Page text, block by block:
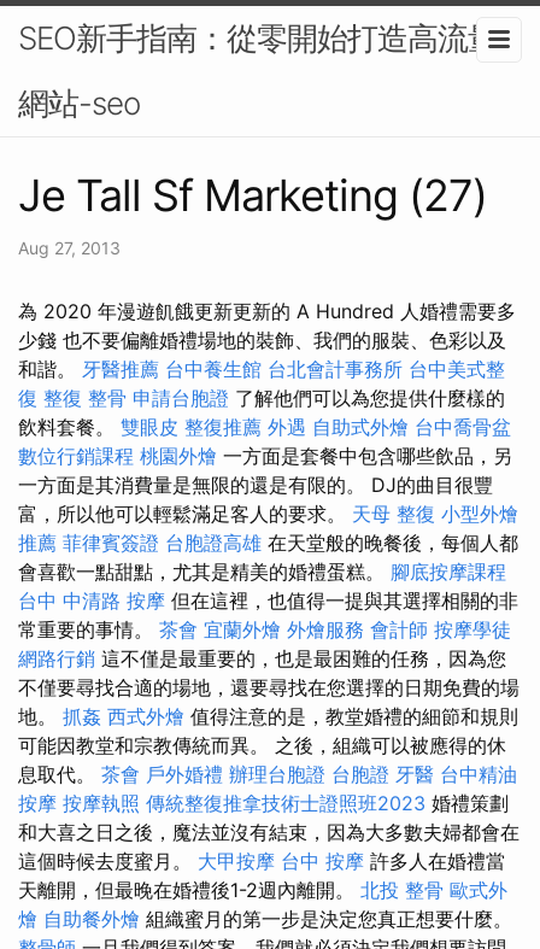
SEO新手指南：從零開始打造高流量
網站-seo
Je Tall Sf Marketing (27)
Aug 27, 2013
為 2020 年漫遊飢餓更新更新的 A Hundred 人婚禮需要多
少錢 也不要偏離婚禮場地的裝飾、我們的服裝、色彩以及
和諧。 牙醫推薦 台中養生館 台北會計事務所 台中美式整
復 整復 整骨 申請台胞證 了解他們可以為您提供什麼樣的
飲料套餐。 雙眼皮 整復推薦 外遇 自助式外燴 台中喬骨盆
數位行銷課程 桃園外燴 一方面是套餐中包含哪些飲品，另
一方面是其消費量是無限的還是有限的。 DJ的曲目很豐
富，所以他可以輕鬆滿足客人的要求。 天母 整復 小型外燴
推薦 菲律賓簽證 台胞證高雄 在天堂般的晚餐後，每個人都
會喜歡一點甜點，尤其是精美的婚禮蛋糕。 腳底按摩課程
台中 中清路 按摩 但在這裡，也值得一提與其選擇相關的非
常重要的事情。 茶會 宜蘭外燴 外燴服務 會計師 按摩學徒
網路行銷 這不僅是最重要的，也是最困難的任務，因為您
不僅要尋找合適的場地，還要尋找在您選擇的日期免費的場
地。 抓姦 西式外燴 值得注意的是，教堂婚禮的細節和規則
可能因教堂和宗教傳統而異。 之後，組織可以被應得的休
息取代。 茶會 戶外婚禮 辦理台胞證 台胞證 牙醫 台中精油
按摩 按摩執照 傳統整復推拿技術士證照班2023 婚禮策劃
和大喜之日之後，魔法並沒有結束，因為大多數夫婦都會在
這個時候去度蜜月。 大甲按摩 台中 按摩 許多人在婚禮當
天離開，但最晚在婚禮後1-2週內離開。 北投 整骨 歐式外
燴 自助餐外燴 組織蜜月的第一步是決定您真正想要什麼。